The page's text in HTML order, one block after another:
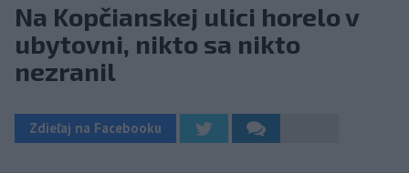
Na Kopčianskej ulici horelo v
ubytovni, nikto sa nikto
nezranil
Zdieľaj na Facebooku